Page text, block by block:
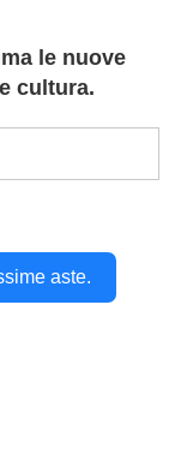
le nuove
cultura.
aste.